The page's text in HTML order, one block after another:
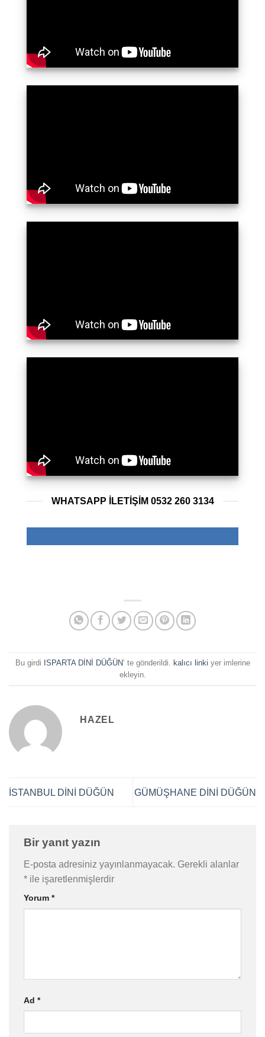
WHATSAPP ILETIŞIM 0532 260 3134
Bu girdi ISPARTA DİNİ DÜĞÜN’ te gönderildi. kalıcı linki yer imlerine
ekleyin.
HAZEL
İSTANBUL DİNİ DÜĞÜN GÜMÜŞHANE DİNİ DÜĞÜN
Bir yanıt yazın
E-posta adresiniz yayınlanmayacak. Gerekli alanlar
* ile işaretlenmişlerdir
Yorum *
Ad *